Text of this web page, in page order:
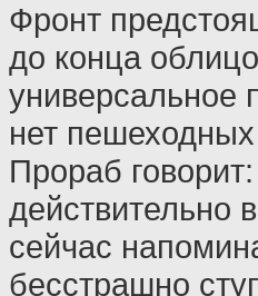
Фронт
до конца
универсальное
нет
Прораб
действительно
сейчас
бесстрашно